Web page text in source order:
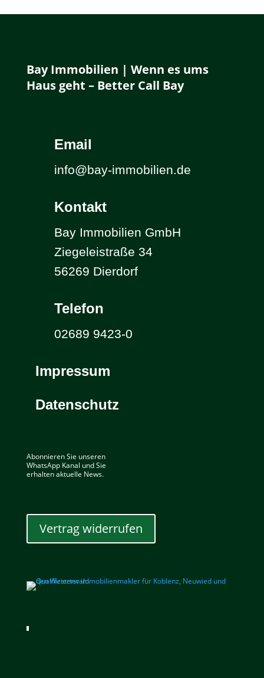
Bay Immobilien | Wenn es ums
Haus geht – Better Call Bay
Email
info@bay-immobilien.de
Kontakt
Bay Immobilien GmbH
Ziegeleistraße 34
56269 Dierdorf
Telefon
02689 9423-0
Impressum
Datenschutz
Abonnieren Sie unseren
WhatsApp Kanal und Sie
erhalten aktuelle News.
Vertrag widerrufen